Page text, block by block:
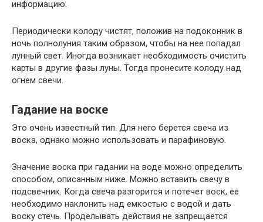
информацию.
Периодически колоду чистят, положив на подоконник в
ночь полнолуния таким образом, чтобы на нее попадал
лунный свет. Иногда возникает необходимость очистить
карты в другие фазы луны. Тогда пронесите колоду над
огнем свечи.
Гадание на воске
Это очень известный тип. Для него берется свеча из
воска, однако можно использовать и парафиновую.
Значение воска при гадании на воде можно определить
способом, описанным ниже. Можно вставить свечу в
подсвечник. Когда свеча разгорится и потечет воск, ее
необходимо наклонить над емкостью с водой и дать
воску стечь. Проделывать действия не запрещается